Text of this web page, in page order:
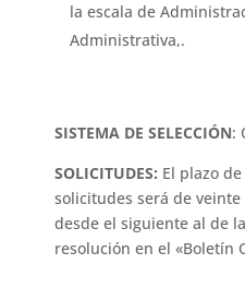
la escala de
Administrativa,.
SISTEMA DE SELECCIÓN:
SOLICITUDES: El plazo
solicitudes será de
desde el siguiente al de
resolución en el «Boletín